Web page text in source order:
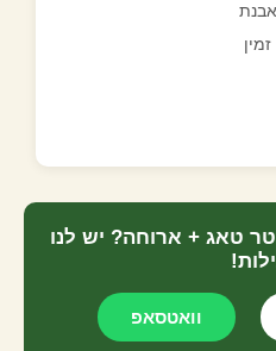
טאג + ארוחה? יש לנו
וואטסאפ